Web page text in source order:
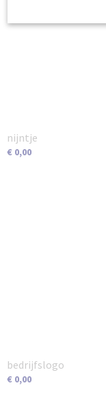
nijntje
€ 0,00
bedrijfslogo
€ 0,00